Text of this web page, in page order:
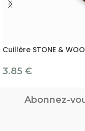
Cuillère STONE &
3.85 €
Abonnez-